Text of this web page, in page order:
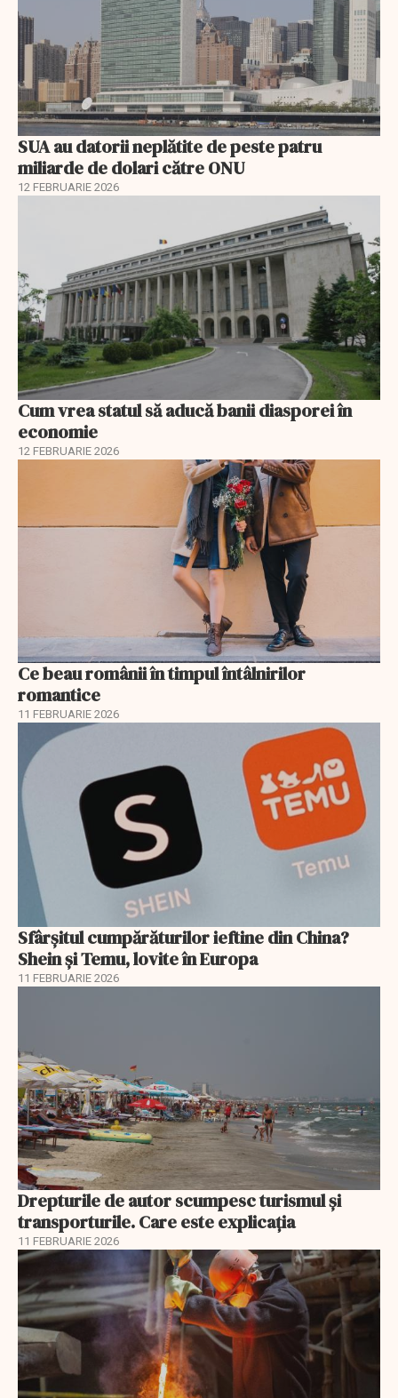
SUA au datorii neplătite de peste patru
miliarde de dolari către ONU
12 FEBRUARIE 2026
Cum vrea statul să aducă banii diasporei în
economie
12 FEBRUARIE 2026
Ce beau românii în timpul întâlnirilor
romantice
11 FEBRUARIE 2026
Sfârșitul cumpărăturilor ieftine din China?
Shein și Temu, lovite în Europa
11 FEBRUARIE 2026
Drepturile de autor scumpesc turismul și
transporturile. Care este explicația
11 FEBRUARIE 2026